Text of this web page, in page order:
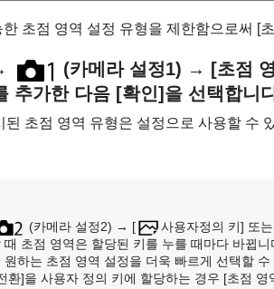
초점 영역 설정 유형을 제한함으로써 [
(카메라 설정1) → [초점
추가한 다음 [확인] 을 선택합니
된 초점 영역 유형은 설정으로 사용할 수
(카메라 설정2) → [ 사용자정의 키] 또는
때 초점 영역은 할당된 키를 누를 때마다 바뀝니
원하는 초점 영역 설정을 더욱 빠르게 선택할 수
환]을 사용자 정의 키에 할당하는 경우 [초점 영